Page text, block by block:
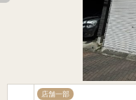
店舗一部